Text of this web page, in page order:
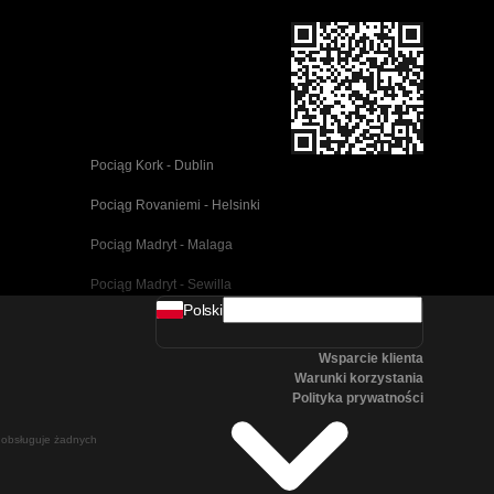
Pociąg Kork - Dublin
Pociąg Rovaniemi - Helsinki
Pociąg Madryt - Malaga
Pociąg Madryt - Sewilla
Pociąg Barcelona - Malaga
Pociąg Seul - Pusan
żadnych
Polski
Wsparcie klienta
Warunki korzystania
Polityka prywatności